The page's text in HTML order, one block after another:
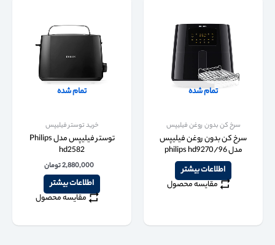
تمام شده
سرخ کن بدون روغن فیلیپس
سرخ کن بدون روغن فیلیپس
مدل philips hd9270/96
اطلاعات بیشتر
مقایسه محصول
تمام شده
خرید توستر فیلیپس
توستر فیلیپس مدل Philips
hd2582
2,880,000تومان
اطلاعات بیشتر
مقایسه محصول